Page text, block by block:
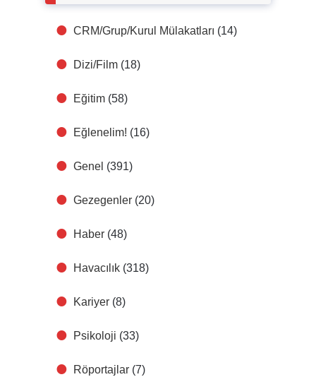
CRM/Grup/Kurul Mülakatları (14)
Dizi/Film (18)
Eğitim (58)
Eğlenelim! (16)
Genel (391)
Gezegenler (20)
Haber (48)
Havacılık (318)
Kariyer (8)
Psikoloji (33)
Röportajlar (7)